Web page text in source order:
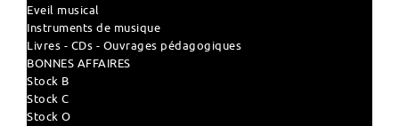
Eveil musical
Instruments de musique
Livres - CDs - Ouvrages pédagogiques
BONNES AFFAIRES
Stock B
Stock C
Stock O